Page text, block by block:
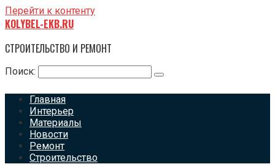
Перейти к контенту
KOLYBEL-EKB.RU
СТРОИТЕЛЬСТВО И РЕМОНТ
Поиск:
Главная
Интерьер
Материалы
Новости
Ремонт
Строительство